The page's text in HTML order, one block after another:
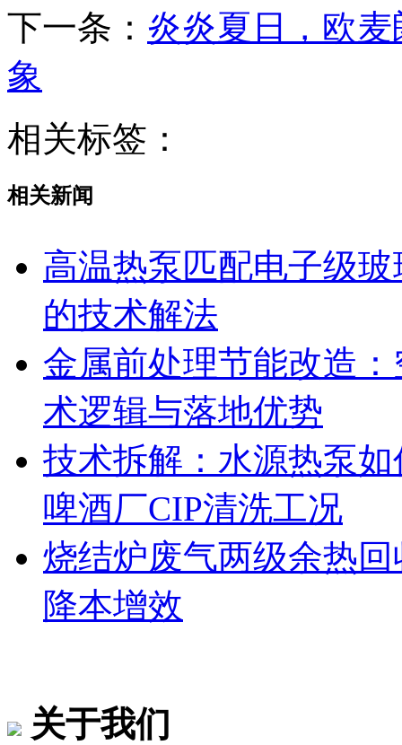
下一条： 炎炎夏日，欧
象
相关标签：
相关新闻
高温热泵匹配电子级
的技术解法
金属前处理节能改造
术逻辑与落地优势
技术拆解：水源热泵
啤酒厂CIP清洗工况
烧结炉废气两级余热
降本增效
关于我们